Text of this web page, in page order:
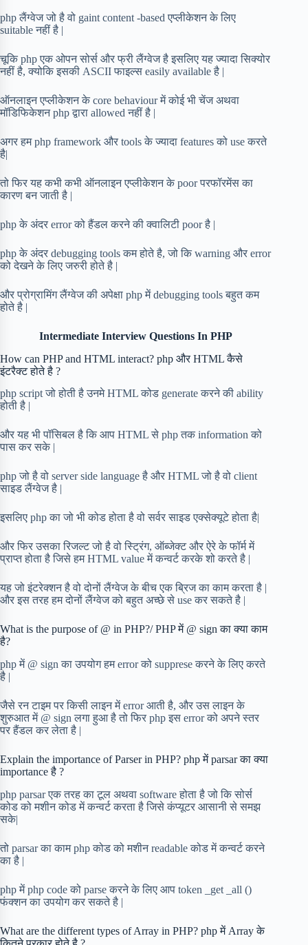
php लैंग्वेज जो है वो gaint content -based एप्लीकेशन के लिए
suitable नहीं है |
चूकि php एक ओपन सोर्स और फ्री लैंग्वेज है इसलिए यह ज्यादा सिक्योर
नहीं है, क्योकि इसकी ASCII फाइल्स easily available है |
ऑनलाइन एप्लीकेशन के core behaviour में कोई भी चेंज अथवा
मॉडिफिकेशन php द्वारा allowed नहीं है |
अगर हम php framework और tools के ज्यादा features को use करते
है|
तो फिर यह कभी कभी ऑनलाइन एप्लीकेशन के poor परफॉरमेंस का
कारण बन जाती है |
php के अंदर error को हैंडल करने की क्वालिटी poor है |
php के अंदर debugging tools कम होते है, जो कि warning और error
को देखने के लिए जरुरी होते है |
और प्रोग्रामिंग लैंग्वेज की अपेक्षा php में debugging tools बहुत कम
होते है |
Intermediate Interview Questions In PHP
How can PHP and HTML interact? php और HTML कैसे
इंटरैक्ट होते है ?
php script जो होती है उनमे HTML कोड generate करने की ability
होती है |
और यह भी पॉसिबल है कि आप HTML से php तक information को
पास कर सके |
php जो है वो server side language है और HTML जो है वो client
साइड लैंग्वेज है |
इसलिए php का जो भी कोड होता है वो सर्वर साइड एक्सेक्यूटे होता है|
और फिर उसका रिजल्ट जो है वो स्ट्रिंग, ऑब्जेक्ट और ऐरे के फॉर्म में
प्राप्त होता है जिसे हम HTML value में कन्वर्ट करके शो करते है |
यह जो इंटरेक्शन है वो दोनों लैंग्वेज के बीच एक ब्रिज का काम करता है |
और इस तरह हम दोनों लैंग्वेज को बहुत अच्छे से use कर सकते है |
What is the purpose of @ in PHP?/ PHP में @ sign का क्या काम
है?
php में @ sign का उपयोग हम error को supprese करने के लिए करते
है |
जैसे रन टाइम पर किसी लाइन में error आती है, और उस लाइन के
शुरुआत में @ sign लगा हुआ है तो फिर php इस error को अपने स्तर
पर हैंडल कर लेता है |
Explain the importance of Parser in PHP? php में parsar का क्या
importance है ?
php parsar एक तरह का टूल अथवा software होता है जो कि सोर्स
कोड को मशीन कोड में कन्वर्ट करता है जिसे कंप्यूटर आसानी से समझ
सके|
तो parsar का काम php कोड को मशीन readable कोड में कन्वर्ट करने
का है |
php में php code को parse करने के लिए आप token _get _all ()
फंक्शन का उपयोग कर सकते है |
What are the different types of Array in PHP? php में Array के